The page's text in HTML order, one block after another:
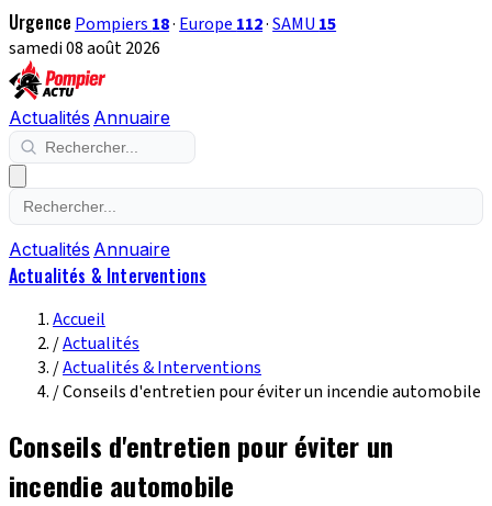
Urgence Pompiers 18· Europe 112·SAMU 15
samedi 08 août 2026
Actualités Annuaire
Actualités Annuaire
Actualités & Interventions
Accueil
/Actualités
/Actualités & Interventions
/Conseils d'entretien pour éviter un incendie automobile
Conseils d'entretien pour éviter un
incendie automobile